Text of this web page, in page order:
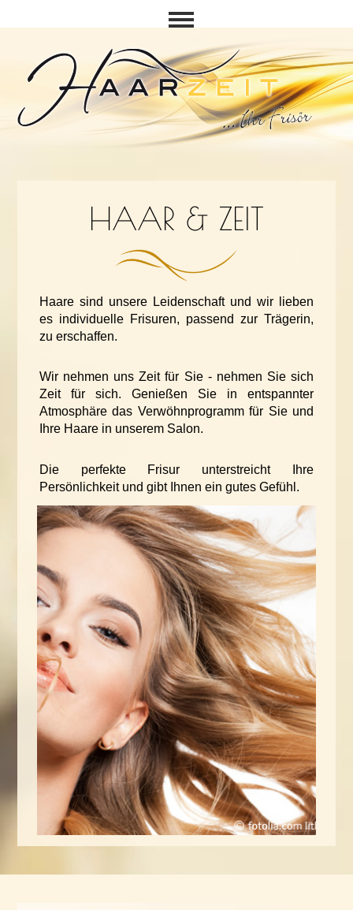
HAAR & ZEIT
Haare sind unsere Leidenschaft und wir lieben
es individuelle Frisuren, passend zur Trägerin,
zu erschaffen.
Wir nehmen uns Zeit für Sie - nehmen Sie sich
Zeit für sich. Genießen Sie in entspannter
Atmosphäre das Verwöhnprogramm für Sie und
Ihre Haare in unserem Salon.
Die perfekte Frisur unterstreicht Ihre
Persönlichkeit und gibt Ihnen ein gutes Gefühl.